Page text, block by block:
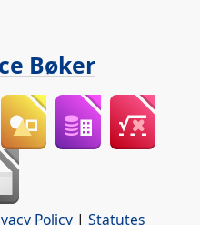
Bøker
Policy | Statutes